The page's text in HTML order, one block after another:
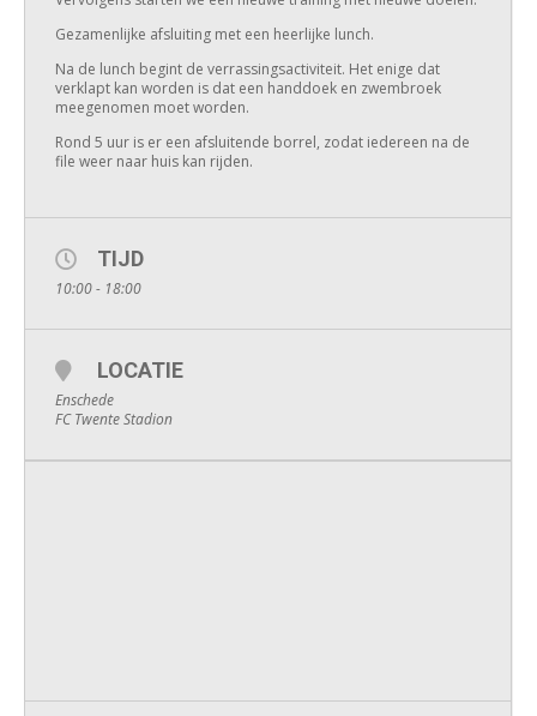
Gezamenlijke afsluiting met een heerlijke lunch.
Na de lunch begint de verrassingsactiviteit. Het enige dat
verklapt kan worden is dat een handdoek en zwembroek
meegenomen moet worden.
Rond 5 uur is er een afsluitende borrel, zodat iedereen na de
file weer naar huis kan rijden.
TIJD
10:00 - 18:00
LOCATIE
Enschede
FC Twente Stadion